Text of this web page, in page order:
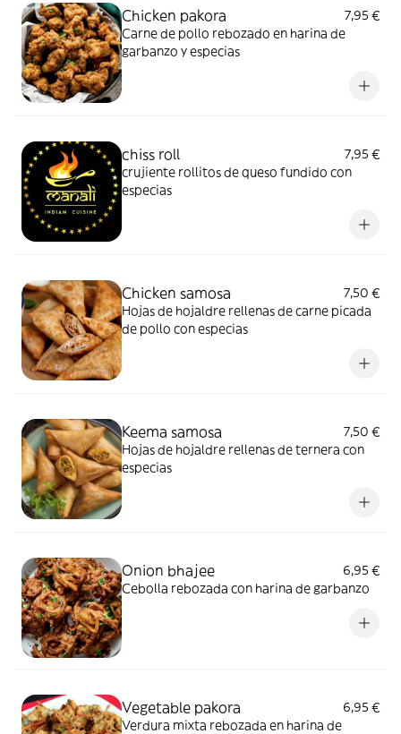
Chicken pakora
7,95 €
Carne de pollo rebozado en harina de
garbanzo y especias
chiss roll
7,95 €
crujiente rollitos de queso fundido con
especias
Chicken samosa
7,50 €
Hojas de hojaldre rellenas de carne picada
de pollo con especias
Keema samosa
7,50 €
Hojas de hojaldre rellenas de ternera con
especias
Onion bhajee
6,95 €
Cebolla rebozada con harina de garbanzo
Vegetable pakora
6,95 €
Verdura mixta rebozada en harina de